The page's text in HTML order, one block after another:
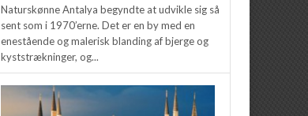
Naturskønne Antalya begyndte at udvikle sig så
sent som i 1970’erne. Det er en by med en
enestående og malerisk blanding af bjerge og
kyststrækninger, og...